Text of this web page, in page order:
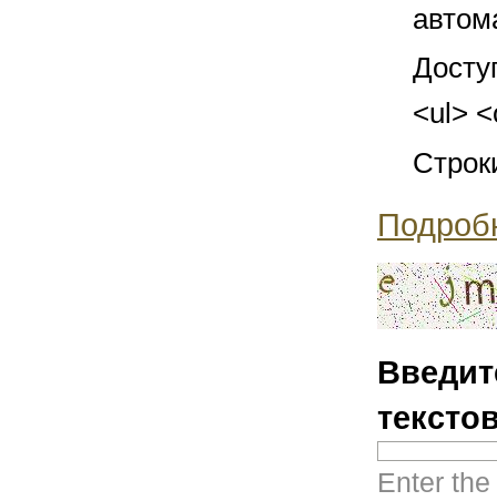
<ul>
Enter